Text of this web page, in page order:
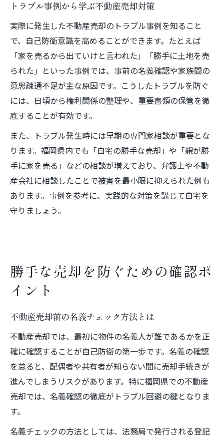
トラブル事例から学ぶ不動産売却対策
実際に発生した不動産売却のトラブル事例を知ること
で、自己防衛意識を高めることができます。たとえば
「家を売るから出ていけと言われた」「勝手に土地を売
られた」といった事例では、事前の名義確認や家族間の
意思疎通不足が主な原因です。こうしたトラブルを防ぐ
には、日頃から権利関係の整理や、重要書類の保管を徹
底することが有効です。
また、トラブル発生時には早期の専門家相談が重要とな
ります。福岡県内でも「自宅の勝手な売却」や「親が勝
手に家を売る」などの相談が増えており、弁護士や不動
産会社に相談したことで被害を最小限に抑えられた例も
あります。事例を参考に、実践的な対策を講じて自宅を
守りましょう。
勝手な売却を防ぐための確認ポ
イント
不動産売却前の名義チェック方法とは
不動産売却では、最初に物件の名義人が誰であるかを正
確に確認することが自己防衛の第一歩です。名義の確認
を怠ると、配偶者や共有者が知らない間に売却手続きが
進んでしまうリスクがあります。特に福岡県での不動産
売却では、名義確認の徹底がトラブル回避の鍵となりま
す。
名義チェックの方法としては、法務局で発行される登記